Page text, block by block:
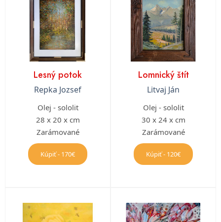
Lesný potok
Repka Jozsef
Olej - sololit
28 x 20 x cm
Zarámované
Kúpiť - 170€
Lomnický štít
Litvaj Ján
Olej - sololit
30 x 24 x cm
Zarámované
Kúpiť - 120€